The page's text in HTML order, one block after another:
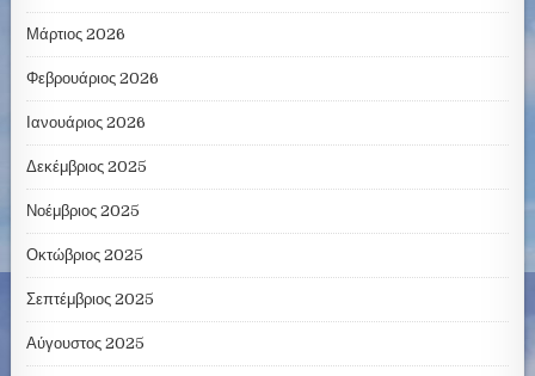
Μάρτιος 2026
Φεβρουάριος 2026
Ιανουάριος 2026
Δεκέμβριος 2025
Νοέμβριος 2025
Οκτώβριος 2025
Σεπτέμβριος 2025
Αύγουστος 2025